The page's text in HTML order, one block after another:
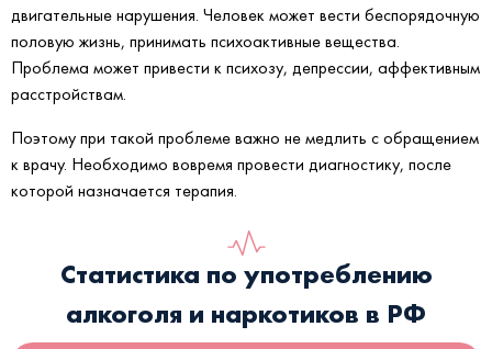
двигательные нарушения. Человек может вести беспорядочную
половую жизнь, принимать психоактивные вещества.
Проблема может привести к психозу, депрессии, аффективным
расстройствам.
Поэтому при такой проблеме важно не медлить с обращением
к врачу. Необходимо вовремя провести диагностику, после
которой назначается терапия.
Статистика по употреблению
алкоголя и наркотиков в РФ